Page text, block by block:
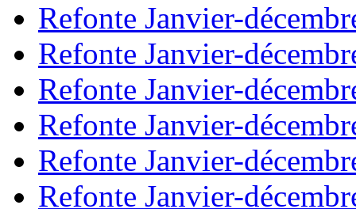
Refonte Janvier-
Refonte Janvier-
Refonte Janvier-
Refonte Janvier-
Refonte Janvier-
Refonte Janvier-